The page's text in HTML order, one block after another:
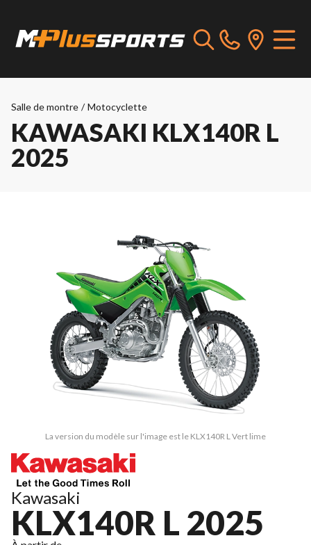
Salle de montre / Motocyclette
KAWASAKI KLX140R L
2025
La version du modèle sur l'image est le KLX140R L Vert lime
Kawasaki
KLX140R L 2025